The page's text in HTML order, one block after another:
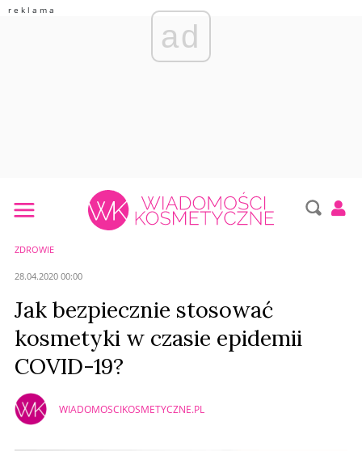
ad
ZDROWIE
28.04.2020 00:00
Jak bezpiecznie stosować
kosmetyki w czasie epidemii
COVID-19?
WIADOMOSCIKOSMETYCZNE.PL